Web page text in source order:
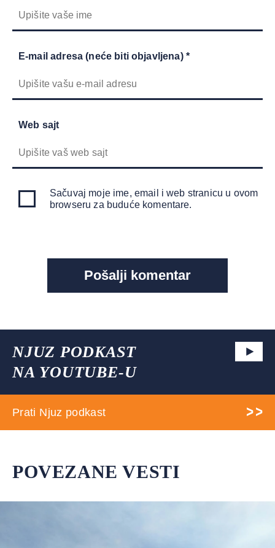
E-mail adresa (neće biti objavljena) *
Web sajt
Sačuvaj moje ime, email i web stranicu u ovom
browseru za buduće komentare.
NJUZ PODKAST
NA YOUTUBE-U
Prati Njuz podkast
POVEZANE VESTI